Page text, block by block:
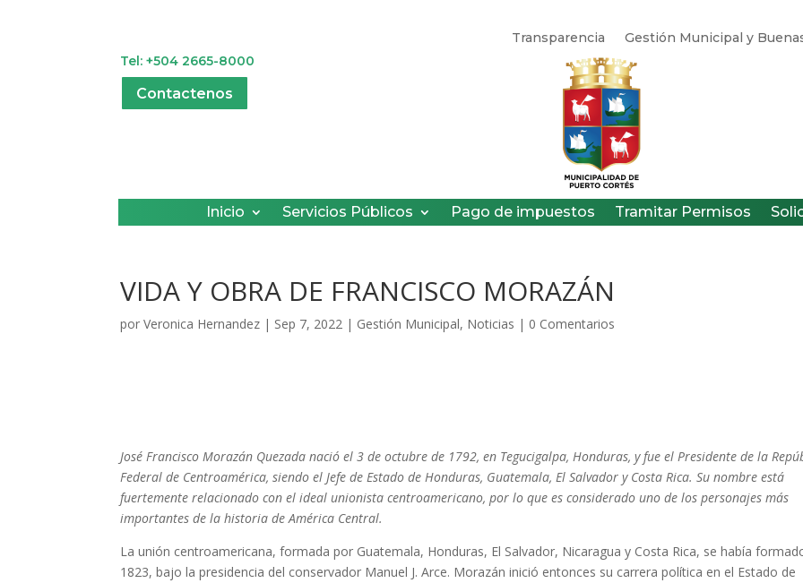
Transparencia Gestión Municipal y
Tel: +504 2665-8000
Contactenos
Inicio Servicios Públicos Pago de impuestos Tramitar Permisos
VIDA Y OBRA DE FRANCISCO MORAZÁN
porVeronica Hernandez | Sep 7, 2022 | Gestión Municipal, Noticias | 0 Comentarios
José Francisco Morazán Quezada nació el 3 de octubre de 1792, en Tegucigalpa, Honduras, y fue el Presidente de la
Federal de Centroamérica, siendo el Jefe de Estado de Honduras, Guatemala, El Salvador y Costa Rica. Su nombre está
fuertemente relacionado con el ideal unionista centroamericano, por lo que es considerado uno de los personajes más
importantes de la historia de América Central.
La unión centroamericana, formada por Guatemala, Honduras, El Salvador, Nicaragua y Costa Rica, se había
1823, bajo la presidencia del conservador Manuel J. Arce. Morazán inició entonces su carrera política en el Estado de